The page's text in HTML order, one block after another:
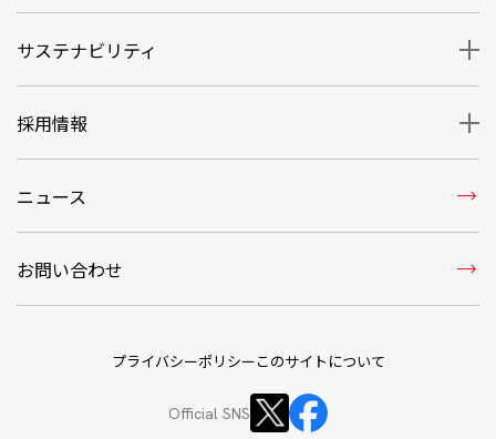
サステナビリティ
採用情報
ニュース trending_flat
お問い合わせ trending_flat
プライバシーポリシーこのサイトについて
Official SNS